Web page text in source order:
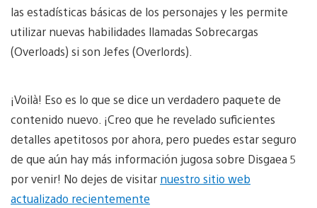
las estadísticas básicas de los personajes y les permite
utilizar nuevas habilidades llamadas Sobrecargas
(Overloads) si son Jefes (Overlords).
¡Voilà! Eso es lo que se dice un verdadero paquete de
contenido nuevo. ¡Creo que he revelado suficientes
detalles apetitosos por ahora, pero puedes estar seguro
de que aún hay más información jugosa sobre Disgaea 5
por venir! No dejes de visitar nuestro sitio web
actualizado recientemente